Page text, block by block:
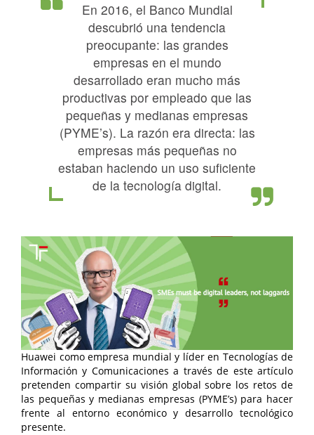
En 2016, el Banco Mundial
descubrió una tendencia
preocupante: las grandes
empresas en el mundo
desarrollado eran mucho más
productivas por empleado que las
pequeñas y medianas empresas
(PYME’s). La razón era directa: las
empresas más pequeñas no
estaban haciendo un uso suficiente
de la tecnología digital.
Huawei como empresa mundial y líder en Tecnologías de
Información y Comunicaciones a través de este artículo
pretenden compartir su visión global sobre los retos de
las pequeñas y medianas empresas (PYME’s) para hacer
frente al entorno económico y desarrollo tecnológico
presente.